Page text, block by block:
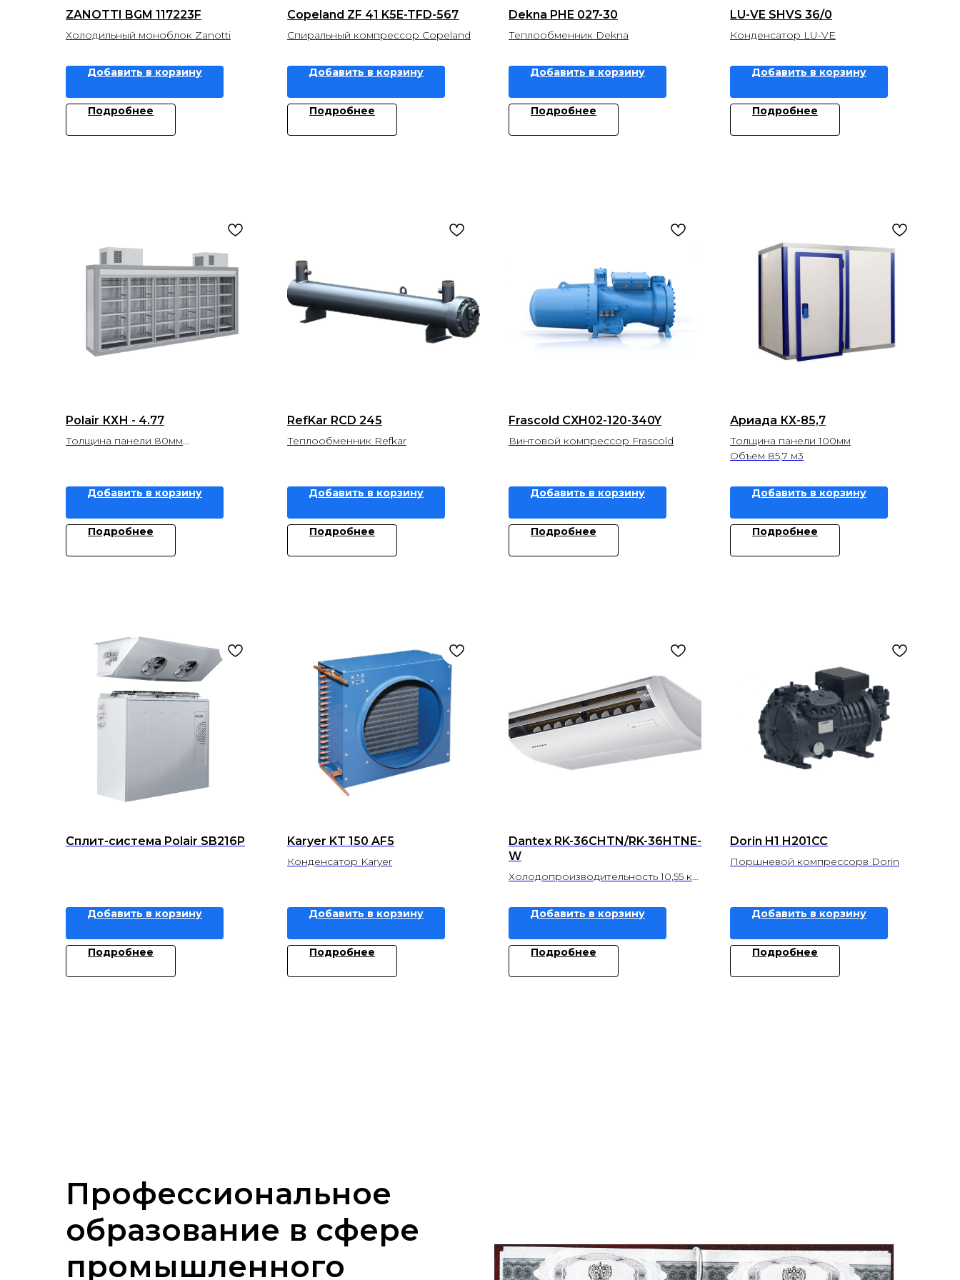
ZANOTTI BGM 117223F
Холодильный моноблок Zanotti
Добавить в корзину
Подробнее
Copeland ZF 41 K5E-TFD-567
Спиральный компрессор Copeland
Добавить в корзину
Подробнее
Dekna PHE 027-30
Теплообменник Dekna
Добавить в корзину
Подробнее
LU-VE SHVS 36/0
Конденсатор LU-VE
Добавить в корзину
Подробнее
Polair КХН - 4.77
Толщина панели 80мм
Добавить в корзину
Подробнее
RefKar RCD 245
Теплообменник Refkar
Добавить в корзину
Подробнее
Frascold CXH02-120-340Y
Винтовой компрессор Frascold
Добавить в корзину
Подробнее
Ариада КХ-85,7
Толщина панели 100мм
Объем 85,7 м3
Добавить в корзину
Подробнее
Сплит-система Polair SB216P
Добавить в корзину
Подробнее
Karyer KT 150 AF5
Конденсатор Karyer
Добавить в корзину
Подробнее
Dantex RK-36CHTN/RK-36HTNE-
W
Холодопроизводительность 10,55 кВ
Добавить в корзину
Подробнее
Dorin H1 H201CC
Поршневой компрессорв Dorin
Добавить в корзину
Подробнее
Профессиональное
образование в сфере
промышленного